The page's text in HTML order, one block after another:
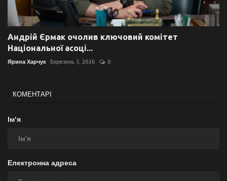
Андрій Єрмак очолив ключовий комітет
Національної асоці...
Ярина Харчук Березень 3, 2026 0
КОМЕНТАРІ
Ім'я
Електронна адреса